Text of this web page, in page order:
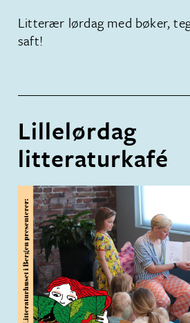
Litterær lørdag med bøker,
saft!
Lillelørdag
litteraturkafé